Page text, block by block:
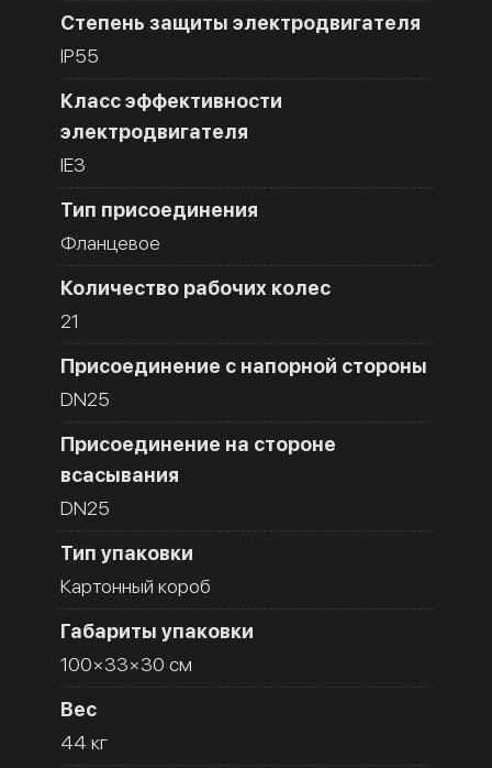
Степень защиты электродвигателя
IP55
Класс эффективности
электродвигателя
IE3
Тип присоединения
Фланцевое
Количество рабочих колес
21
Присоединение с напорной стороны
DN25
Присоединение на стороне
всасывания
DN25
Тип упаковки
Картонный короб
Габариты упаковки
100×33×30 см
Вес
44 кг